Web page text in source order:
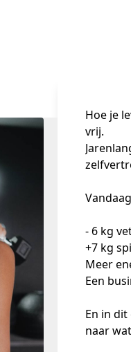
Hoe je
vrij.
- 6 kg
+7 kg
Meer
Een
En in
naar